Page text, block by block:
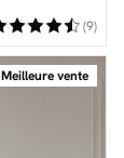
(9)
Meilleure vente